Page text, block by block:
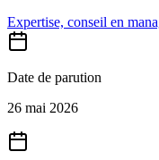
Expertise, conseil en
Date de parution
26 mai 2026